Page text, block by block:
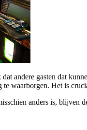
andere gasten dat
waarborgen. Het is
anders is,